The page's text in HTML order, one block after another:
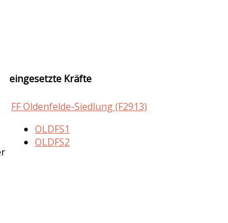
eingesetzte Kräfte
FF Oldenfelde-Siedlung (F2913)
OLDFS1
OLDFS2